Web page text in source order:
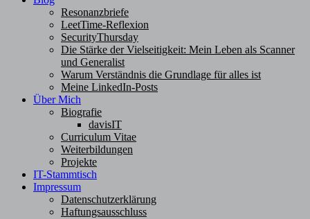
Resonanzbriefe
LeetTime-Reflexion
SecurityThursday
Die Stärke der Vielseitigkeit: Mein Leben als Scanner
und Generalist
Warum Verständnis die Grundlage für alles ist
Meine LinkedIn-Posts
Über Mich
Biografie
davisIT
Curriculum Vitae
Weiterbildungen
Projekte
IT-Stammtisch
Impressum
Datenschutzerklärung
Haftungsausschluss